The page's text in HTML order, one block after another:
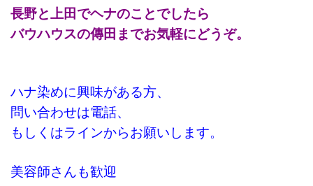
長野と上田でヘナのことでしたら
バウハウスの傳田までお気軽にどうぞ。
ハナ染めに興味がある方、
問い合わせは電話、
もしくはラインからお願いします。
美容師さんも歓迎